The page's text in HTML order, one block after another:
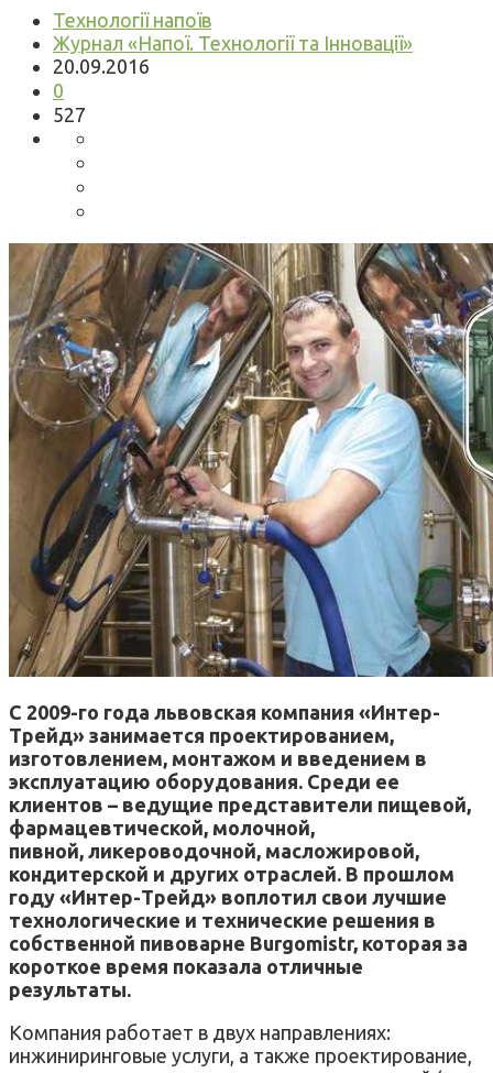
Технології напоїв
Журнал «Напої. Технології та Інновації»
20.09.2016
0
527
С 2009-го года львовская компания «Интер-
Трейд» занимается проектированием,
изготовлением, монтажом и введением в
эксплуатацию оборудования. Среди ее
клиентов – ведущие представители пищевой,
фармацевтической, молочной,
пивной, ликероводочной, масложировой,
кондитерской и других отраслей. В прошлом
году «Интер-Трейд» воплотил свои лучшие
технологические и технические решения в
собственной пивоварне Burgomistr, которая за
короткое время показала отличные
результаты.
Компания работает в двух направлениях:
инжиниринговые услуги, а также проектирование,